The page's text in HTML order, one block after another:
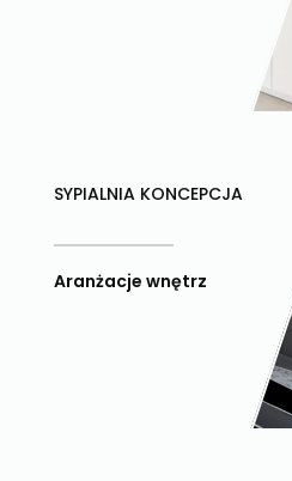
SYPIALNIA KONCEPCJA
Aranżacje wnętrz